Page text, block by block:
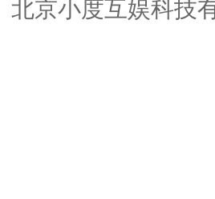
北京小度互娱科技